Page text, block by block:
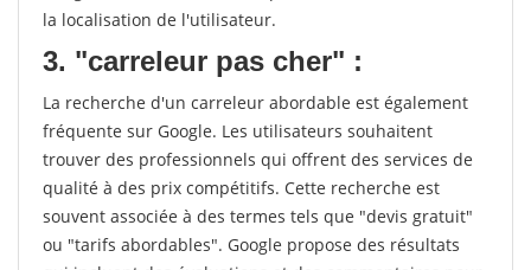
la localisation de l'utilisateur.
3. "carreleur pas cher" :
La recherche d'un carreleur abordable est également
fréquente sur Google. Les utilisateurs souhaitent
trouver des professionnels qui offrent des services de
qualité à des prix compétitifs. Cette recherche est
souvent associée à des termes tels que "devis gratuit"
ou "tarifs abordables". Google propose des résultats